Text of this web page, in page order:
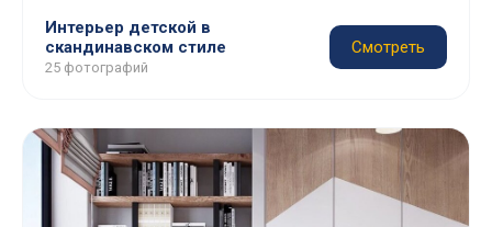
Интерьер детской в
скандинавском стиле
25 фотографий
Смотреть